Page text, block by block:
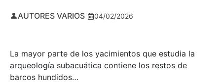
AUTORES VARIOS 04/02/2026
La mayor parte de los yacimientos que estudia la
arqueología subacuática contiene los restos de
barcos hundidos…